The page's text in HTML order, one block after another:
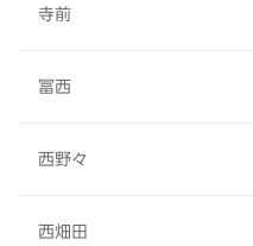
寺前
冨西
西野々
西畑田